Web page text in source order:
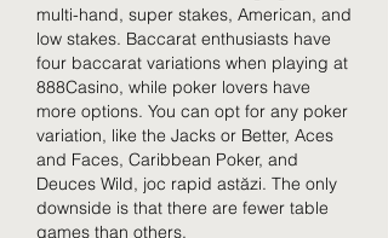
multi-hand, super stakes, American, and
low stakes. Baccarat enthusiasts have
four baccarat variations when playing at
888Casino, while poker lovers have
more options. You can opt for any poker
variation, like the Jacks or Better, Aces
and Faces, Caribbean Poker, and
Deuces Wild, joc rapid astăzi. The only
downside is that there are fewer table
games than others.